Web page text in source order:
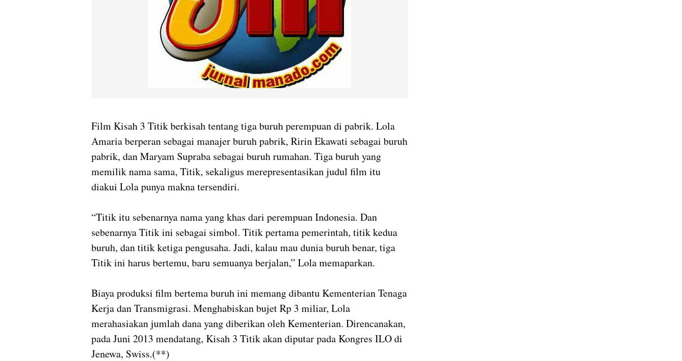
Film Kisah 3 Titik berkisah tentang tiga buruh perempuan di pabrik. Lola
Amaria berperan sebagai manajer buruh pabrik, Ririn Ekawati sebagai buruh
pabrik, dan Maryam Supraba sebagai buruh rumahan. Tiga buruh yang
memilik nama sama, Titik, sekaligus merepresentasikan judul film itu
diakui Lola punya makna tersendiri.
“Titik itu sebenarnya nama yang khas dari perempuan Indonesia. Dan
sebenarnya Titik ini sebagai simbol. Titik pertama pemerintah, titik kedua
buruh, dan titik ketiga pengusaha. Jadi, kalau mau dunia buruh benar, tiga
Titik ini harus bertemu, baru semuanya berjalan,” Lola memaparkan.
Biaya produksi film bertema buruh ini memang dibantu Kementerian Tenaga
Kerja dan Transmigrasi. Menghabiskan bujet Rp 3 miliar, Lola
merahasiakan jumlah dana yang diberikan oleh Kementerian. Direncanakan,
pada Juni 2013 mendatang, Kisah 3 Titik akan diputar pada Kongres ILO di
Jenewa, Swiss.(**)